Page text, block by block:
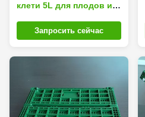
клети 5L для плодов и
Запросить сейчас